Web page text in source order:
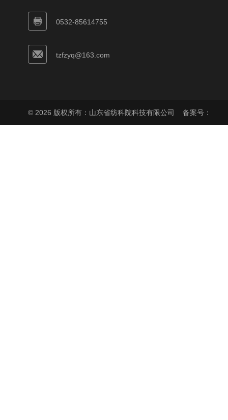
0532-85614755
tzfzyq@163.com
© 2026 版权所有：山东省纺科院科技有限公司 备案号：